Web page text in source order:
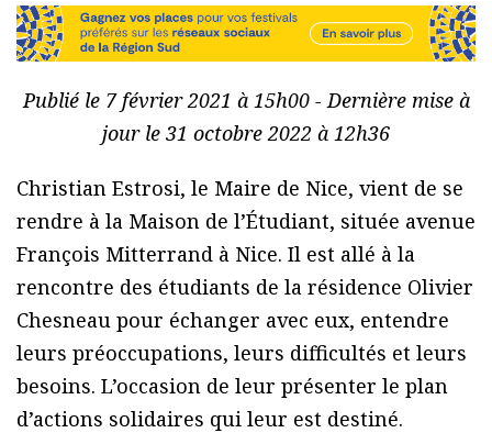
Publié le 7 février 2021 à 15h00 - Dernière mise à
jour le 31 octobre 2022 à 12h36
Christian Estrosi, le Maire de Nice, vient de se
rendre à la Maison de l’Étudiant, située avenue
François Mitterrand à Nice. Il est allé à la
rencontre des étudiants de la résidence Olivier
Chesneau pour échanger avec eux, entendre
leurs préoccupations, leurs difficultés et leurs
besoins. L’occasion de leur présenter le plan
d’actions solidaires qui leur est destiné.